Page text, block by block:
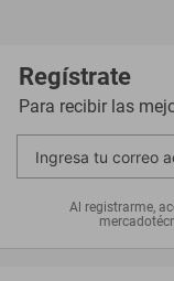
Regístrate
Para recibir las
Al registrarme,